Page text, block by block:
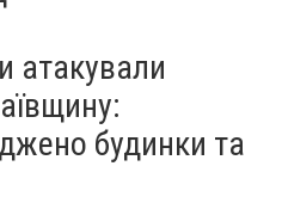
атакували
будинки та